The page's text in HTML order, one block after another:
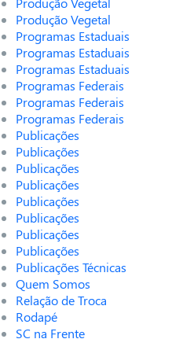
Produção Vegetal
Programas Estaduais
Programas Estaduais
Programas Estaduais
Programas Federais
Programas Federais
Programas Federais
Publicações
Publicações
Publicações
Publicações
Publicações
Publicações
Publicações
Publicações
Publicações Técnicas
Quem Somos
Relação de Troca
Rodapé
SC na Frente